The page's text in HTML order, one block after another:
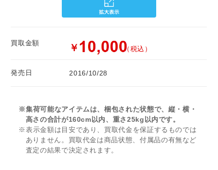
買取金額 ￥ （税込）
発売日 2016/10/28
※集荷可能なアイテムは、梱包された状態で、縦・横・
高さの合計が160cm以内、重さ25kg以内です。
※表示金額は目安であり、買取代金を保証するものでは
ありません。買取代金は商品状態、付属品の有無など
査定の結果で決定されます。